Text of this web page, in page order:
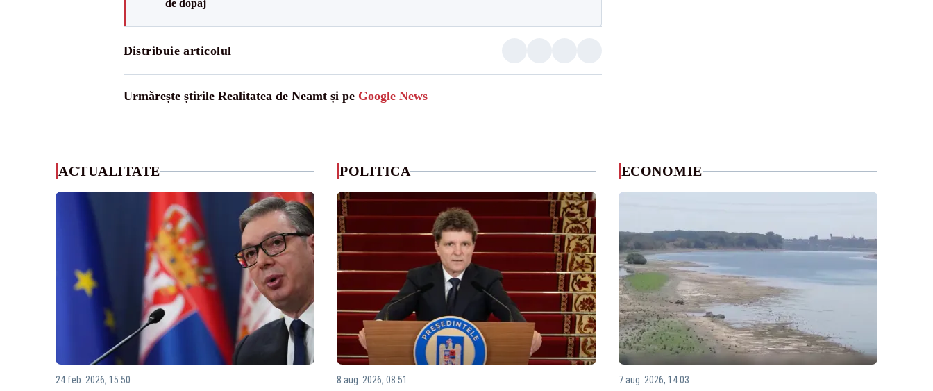
de dopaj
Distribuie articolul
Urmărește știrile Realitatea de Neamt și pe Google News
ACTUALITATE
24 feb. 2026, 15:50
POLITICA
8 aug. 2026, 08:51
ECONOMIE
7 aug. 2026, 14:03